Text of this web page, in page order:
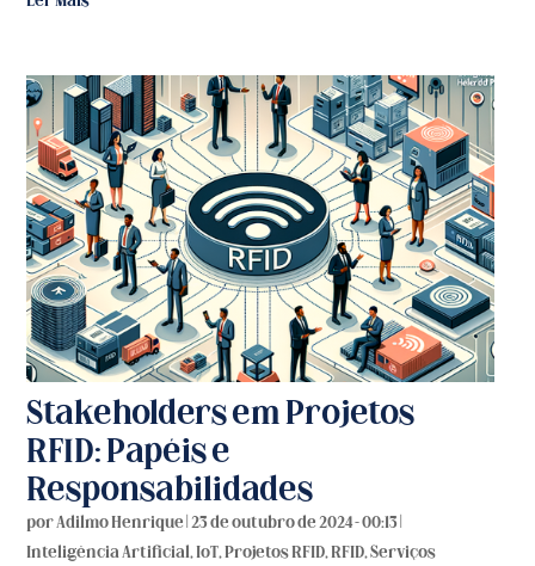
Stakeholders em Projetos
RFID: Papéis e
Responsabilidades
porAdilmo Henrique|23 de outubro de 2024 - 00:13|
Inteligência Artificial,IoT,Projetos RFID,RFID,Serviços